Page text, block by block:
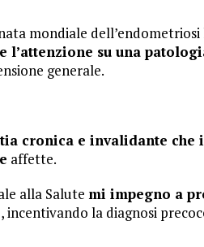
mondiale dell’endometriosi
l’attenzione su una
generale.
cronica e invalidante
affette.
alla Salute mi impegno a
, incentivando la diagnosi